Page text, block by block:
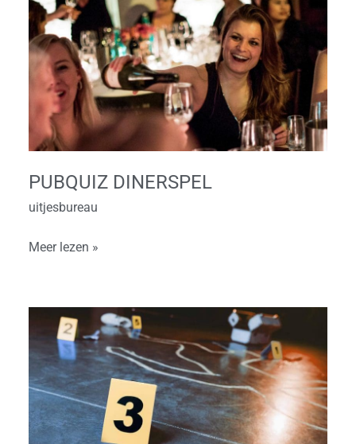
PUBQUIZ DINERSPEL
uitjesbureau
Pubquiz
Dinerspel
Meer lezen »
Moorddiner
Een
bloederige
bruiloftsdag